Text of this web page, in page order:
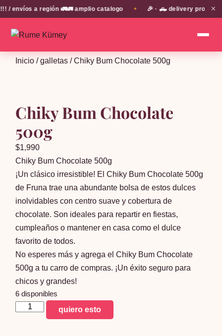
envíos a región 🚛🚛 amplio catalogo 🎉 · 🛻 delivery propio en
✕
Inicio /galletas / Chiky Bum Chocolate 500g
Chiky Bum Chocolate
500g
$1,990
Chiky Bum Chocolate 500g
¡Un clásico irresistible! El Chiky Bum Chocolate 500g
de Fruna trae una abundante bolsa de estos dulces
inolvidables con centro suave y cobertura de
chocolate. Son ideales para repartir en fiestas,
cumpleaños o mantener en casa como el dulce
favorito de todos.
No esperes más y agrega el Chiky Bum Chocolate
500g a tu carro de compras. ¡Un éxito seguro para
chicos y grandes!
6 disponibles
Chiky
quiero esto